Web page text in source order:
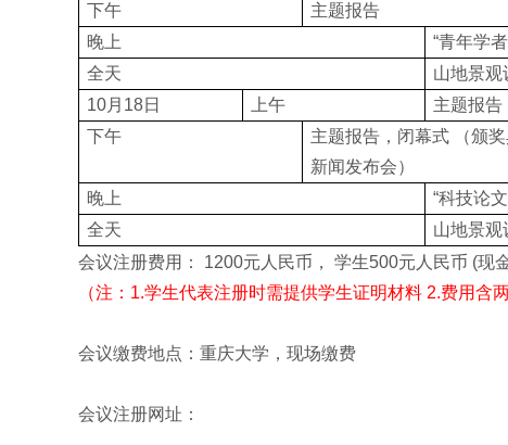
下午
主题报告
晚上
“青年学
全天
山地景观
10月18日
上午 主题报告
下午
主题报告，闭幕式 （颁奖
新闻发布会）
晚上
“科技论
全天
山地景观
会议注册费用： 1200元人民币， 学生500元人民币 (现
（注： 1.学生代表注册时需提供学生证明材料 2.费用含
会议缴费地点：重庆大学，现场缴费
会议注册网址：